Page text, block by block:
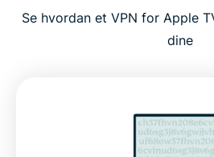
ExpressVPN for Apple TV:
Slik setter du opp ExpressVPN
Se hvordan et VPN for Apple
dine